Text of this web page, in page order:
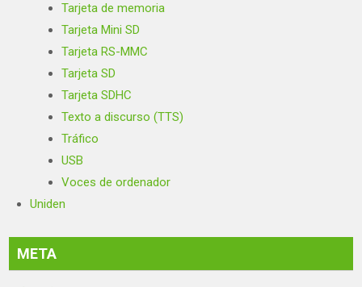
Tarjeta de memoria
Tarjeta Mini SD
Tarjeta RS-MMC
Tarjeta SD
Tarjeta SDHC
Texto a discurso (TTS)
Tráfico
USB
Voces de ordenador
Uniden
META